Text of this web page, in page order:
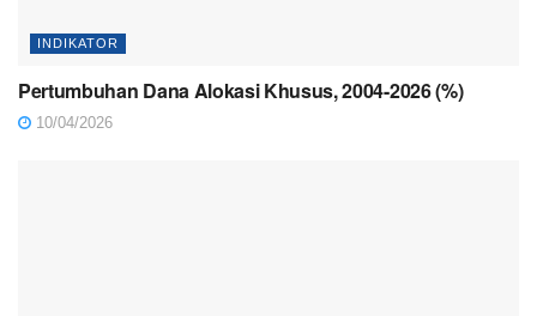
INDIKATOR
Pertumbuhan Dana Alokasi Khusus, 2004-2026 (%)
10/04/2026